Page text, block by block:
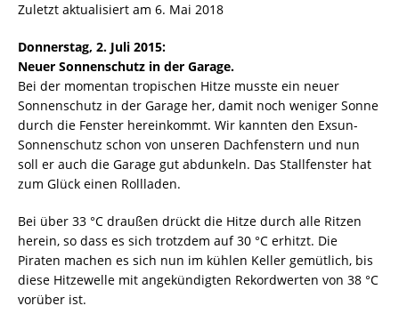
Zuletzt aktualisiert am 6. Mai 2018
Donnerstag, 2. Juli 2015:
Neuer Sonnenschutz in der Garage.
Bei der momentan tropischen Hitze musste ein neuer
Sonnenschutz in der Garage her, damit noch weniger Sonne
durch die Fenster hereinkommt. Wir kannten den Exsun-
Sonnenschutz schon von unseren Dachfenstern und nun
soll er auch die Garage gut abdunkeln. Das Stallfenster hat
zum Glück einen Rollladen.
Bei über 33 °C draußen drückt die Hitze durch alle Ritzen
herein, so dass es sich trotzdem auf 30 °C erhitzt. Die
Piraten machen es sich nun im kühlen Keller gemütlich, bis
diese Hitzewelle mit angekündigten Rekordwerten von 38 °C
vorüber ist.